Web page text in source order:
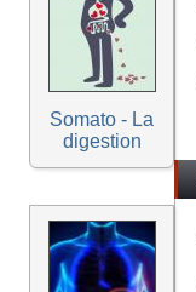
Somato - La
digestion